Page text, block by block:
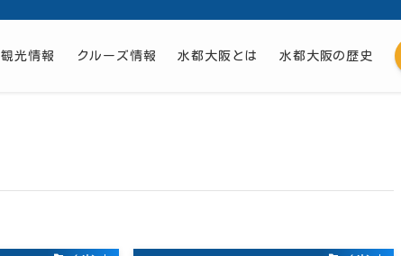
観光情報 クルーズ情報 水都大阪とは 水都大阪の歴史